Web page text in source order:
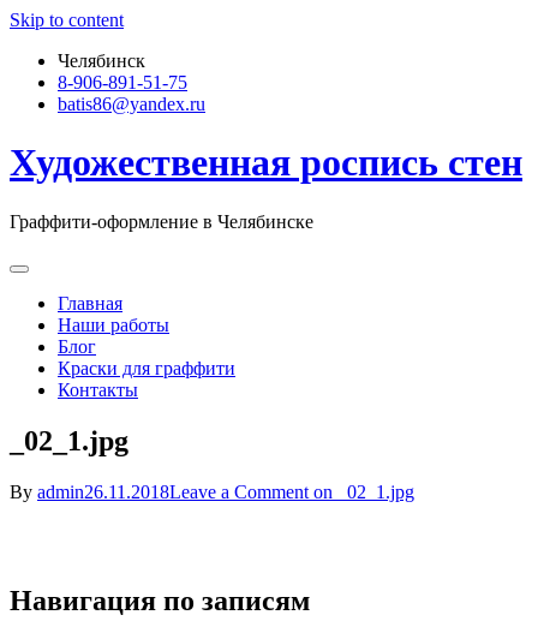
Skip to content
Челябинск
8-906-891-51-75
batis86@yandex.ru
Художественная роспись стен
Граффити-оформление в Челябинске
Главная
Наши работы
Блог
Краски для граффити
Контакты
_02_1.jpg
By admin26.11.2018Leave a Comment on _02_1.jpg
Навигация по записям